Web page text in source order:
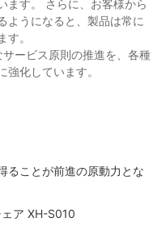
ます。 さらに、お客様から
ようになると、製品は常に
。
ービス原則の推進を、各種
化しています。
ることが前進の原動力とな